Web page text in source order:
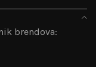
brendova: